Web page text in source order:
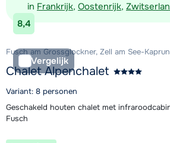
in Frankrijk, Oostenrijk,
8,4
Vergelijk
Fusch am Grossglockner, Zell am See-
Chalet Alpenchalet
Variant: 8 personen
Geschakeld houten chalet met
Fusch